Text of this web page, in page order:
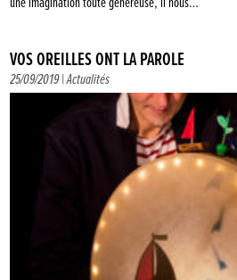
VOS OREILLES ONT LA PAROLE
25/09/2019 |Actualités